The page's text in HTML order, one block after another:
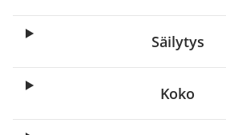
Säilytys
Koko